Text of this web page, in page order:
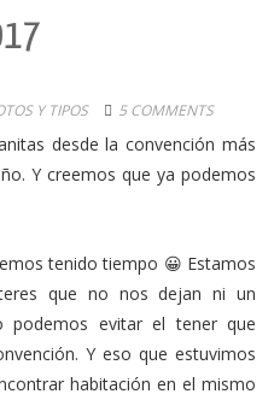
Y TIPOS 5 COMMENTS
desde la convención más
Y creemos que ya podemos
tenido tiempo 😀 Estamos
que no nos dejan ni un
evitar el tener que
Y eso que estuvimos
habitación en el mismo